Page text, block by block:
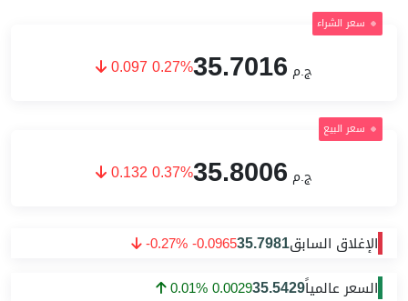
0.097 0.27% ج.م 35.7016
0.132 0.37% ج.م 35.8006
الإغلاق السابق35.7981
-0.27% -0.0965
السعر عالمياً35.5429
0.01% 0.0029